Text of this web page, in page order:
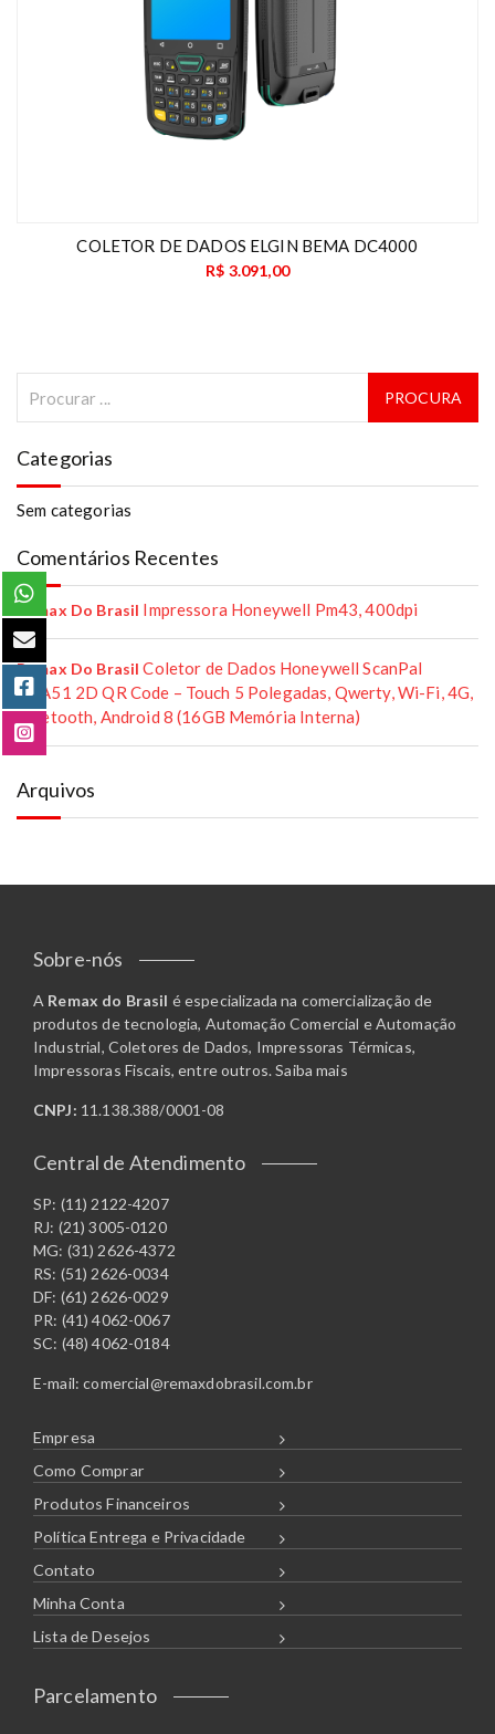
COLETOR DE DADOS ELGIN BEMA DC4000
R$ 3.091,00
Categorias
Sem categorias
Comentários Recentes
Remax Do Brasil Impressora Honeywell Pm43, 400dpi
Remax Do Brasil Coletor de Dados Honeywell ScanPal
EDA51 2D QR Code – Touch 5 Polegadas, Qwerty, Wi-Fi, 4G,
Bluetooth, Android 8 (16GB Memória Interna)
Arquivos
Sobre-nós
A Remax do Brasil é especializada na comercialização de
produtos de tecnologia, Automação Comercial e Automação
Industrial, Coletores de Dados, Impressoras Térmicas,
Impressoras Fiscais, entre outros.Saiba mais
CNPJ: 11.138.388/0001-08
Central de Atendimento
SP: (11) 2122-4207
RJ: (21) 3005-0120
MG: (31) 2626-4372
RS: (51) 2626-0034
DF: (61) 2626-0029
PR: (41) 4062-0067
SC: (48) 4062-0184
E-mail:comercial@remaxdobrasil.com.br
Empresa
Como Comprar
Produtos Financeiros
Política Entrega e Privacidade
Contato
Minha Conta
Lista de Desejos
Parcelamento